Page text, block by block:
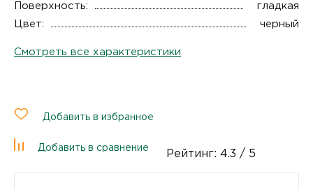
Поверхность:
гладкая
Цвет:
черный
Смотреть все характеристики
Добавить в избранное
Добавить в сравнение
Рейтинг: 4.3 / 5